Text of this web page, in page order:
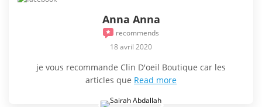
Anna Anna
recommends
18 avril 2020
je vous recommande Clin D'oeil Boutique car les
articles que Read more